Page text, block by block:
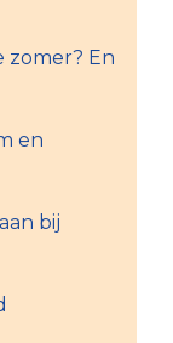
zomer? En
en
bij